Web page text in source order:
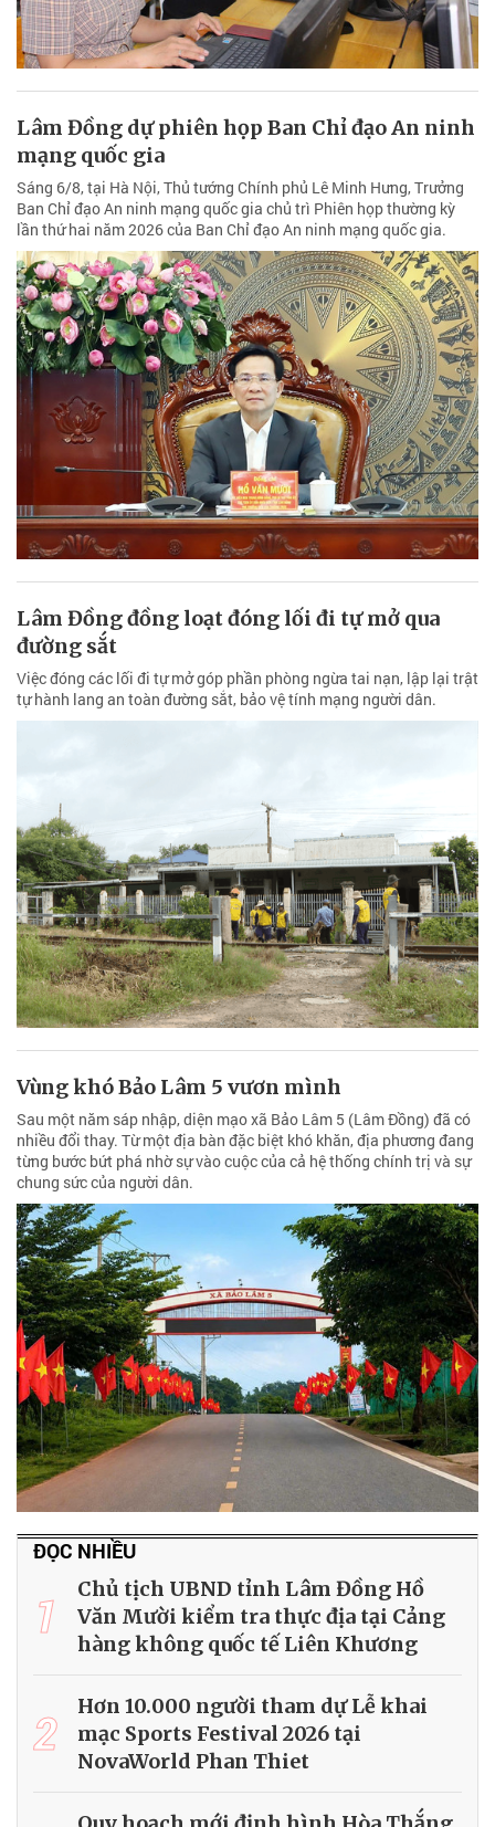
Lâm Đồng dự phiên họp Ban Chỉ đạo An ninh
mạng quốc gia
Sáng 6/8, tại Hà Nội, Thủ tướng Chính phủ Lê Minh Hưng, Trưởng
Ban Chỉ đạo An ninh mạng quốc gia chủ trì Phiên họp thường kỳ
lần thứ hai năm 2026 của Ban Chỉ đạo An ninh mạng quốc gia.
Lâm Đồng đồng loạt đóng lối đi tự mở qua
đường sắt
Việc đóng các lối đi tự mở góp phần phòng ngừa tai nạn, lập lại trật
tự hành lang an toàn đường sắt, bảo vệ tính mạng người dân.
Vùng khó Bảo Lâm 5 vươn mình
Sau một năm sáp nhập, diện mạo xã Bảo Lâm 5 (Lâm Đồng) đã có
nhiều đổi thay. Từ một địa bàn đặc biệt khó khăn, địa phương đang
từng bước bứt phá nhờ sự vào cuộc của cả hệ thống chính trị và sự
chung sức của người dân.
ĐỌC NHIỀU
1
Chủ tịch UBND tỉnh Lâm Đồng Hồ
Văn Mười kiểm tra thực địa tại Cảng
hàng không quốc tế Liên Khương
2
Hơn 10.000 người tham dự Lễ khai
mạc Sports Festival 2026 tại
NovaWorld Phan Thiet